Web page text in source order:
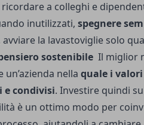
a colleghi e
inutilizzati, spegnere
la lavastoviglie solo
sostenibile Il miglior
nella quale i
e condivisi. Investire quindi
è un ottimo modo per